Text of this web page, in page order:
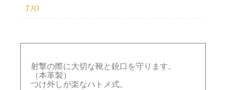
TJO
射撃の際に大切な靴と銃口を守ります。
（本革製）
つけ外しが楽なハトメ式。